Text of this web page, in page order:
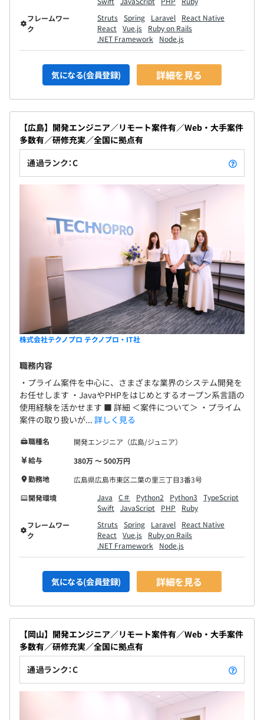
フレームワー
ク
Struts Spring Laravel
React Native
React
Vue.js
Ruby on Rails
.NET Framework
Node.js
気になる(会員登録) 詳細を見る
【広島】開発エンジニア／リモート案件有／Web・大手案件
多数有／研修充実／全国に拠点有
通過ランク：C
株式会社テクノプロ テクノプロ・IT社
職務内容
・プライム案件を中心に、さまざまな業界のシステム開発を
お任せします ・JavaやPHPをはじめとするオープン系言語の
使用経験を活かせます ■ 詳細 ＜案件について＞ ・プライム
案件の取り扱いが... 詳しく見る
職種名
開発エンジニア（広島/ジュニア）
給与
380万 〜 500万円
勤務地
広島県広島市東区二葉の里三丁目3番3号
開発環境
Java C＃ Python2 Python3
TypeScript
Swift
JavaScript PHP
Ruby
フレームワー
ク
Struts Spring Laravel
React Native
React
Vue.js
Ruby on Rails
.NET Framework
Node.js
気になる(会員登録) 詳細を見る
【岡山】開発エンジニア／リモート案件有／Web・大手案件
多数有／研修充実／全国に拠点有
通過ランク：C